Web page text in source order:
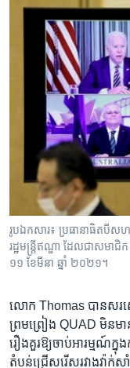
រូបឯកសារ៖ ប្រធានាធិតបីសហ
រដ្ឋមន្ត្រីឥណ្ឌា ដែលជាសមា
១១ ខែមីនា ឆ្នាំ ២០២១។
លោក Thomas បាន​សរស
ព្រមព្រៀង QUAD មិន​ម
រឿង​គួរ​ឱ្យ​ចាប់អារម្មណ៍​ក្
តំបន់​ជ្រើសរើស​រវាង​វ៉ាក់